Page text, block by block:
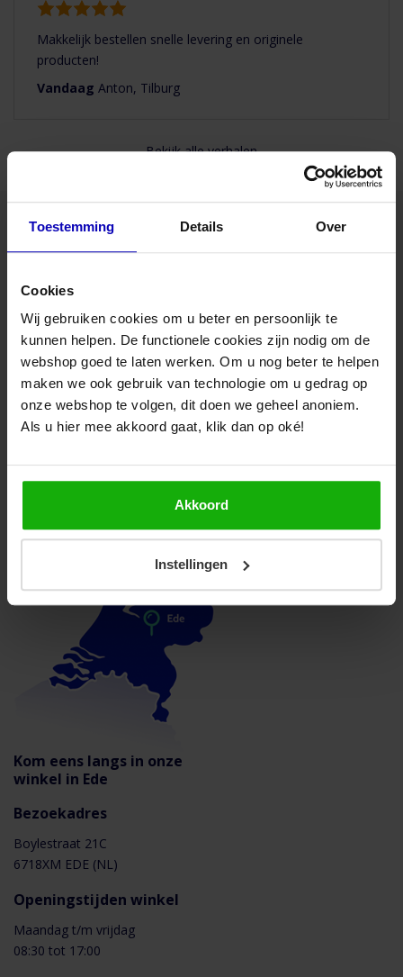
Toestemming Details Over
Cookies
Wij gebruiken cookies om u beter en persoonlijk te
kunnen helpen. De functionele cookies zijn nodig om de
webshop goed te laten werken. Om u nog beter te helpen
maken we ook gebruik van technologie om u gedrag op
onze webshop te volgen, dit doen we geheel anoniem.
Als u hier mee akkoord gaat, klik dan op oké!
Akkoord
Instellingen
Makkelijk bestellen snelle levering en originele
producten!
Vandaag Anton, Tilburg
Bekijk alle verhalen
Advies nodig van onze specialisten?
Maandag t/m vrijdag bereikbaar van 08:30 to 17:00 uur
Bel naar 085-8221636
Mail met ons
Bezoek onze winkel
Snelle levering binnen Nederland en België
Kom eens langs in onze
winkel in Ede
Bezoekadres
Boylestraat 21C
6718XM EDE (NL)
Openingstijden winkel
Maandag t/m vrijdag
08:30 tot 17:00